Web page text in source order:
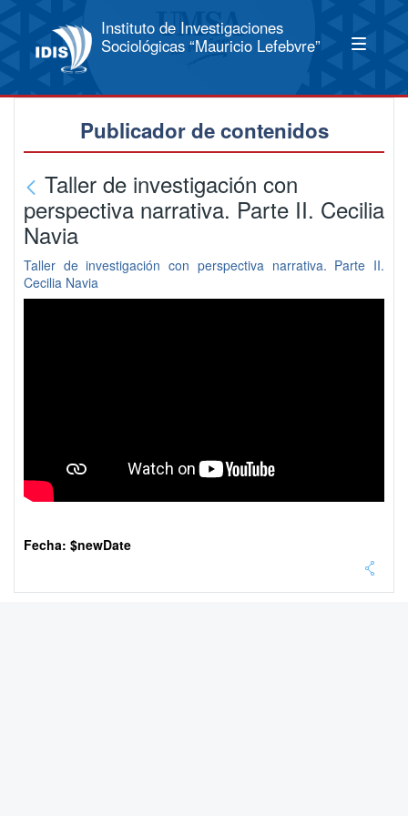
Instituto de Investigaciones
Sociológicas “Mauricio Lefebvre”
Publicador de contenidos
Taller de investigación con
perspectiva narrativa. Parte II. Cecilia
Navia
Taller de investigación con perspectiva narrativa. Parte II.
Cecilia Navia
Fecha: $newDate